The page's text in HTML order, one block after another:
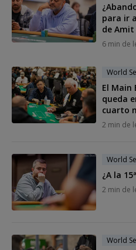
para ir
de Amit
6 min de
World
El Main
queda
cuarto
2 min de
World
¿A la
2 min de
World